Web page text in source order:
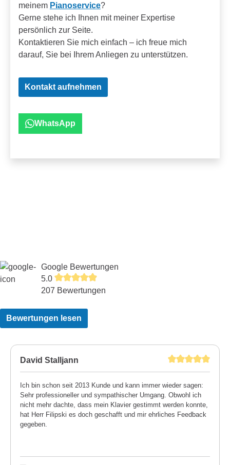
meinem Pianoservice?
Gerne stehe ich Ihnen mit meiner Expertise
persönlich zur Seite.
Kontaktieren Sie mich einfach – ich freue mich
darauf, Sie bei Ihrem Anliegen zu unterstützen.
Kontakt aufnehmen
WhatsApp
Google Bewertungen
5.0
207 Bewertungen
Bewertungen lesen
David Stalljann
Ich bin schon seit 2013 Kunde und kann immer wieder sagen:
Sehr professioneller und sympathischer Umgang. Obwohl ich
nicht mehr dachte, dass mein Klavier gestimmt werden konnte,
hat Herr Filipski es doch geschafft und mir ehrliches Feedback
gegeben.